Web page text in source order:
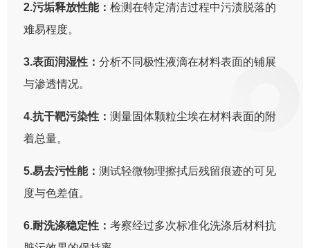
2.污垢释放性能：检测在特定清洁过程中污渍脱落的
难易程度。
3.表面润湿性：分析不同极性液滴在材料表面的铺展
与渗透情况。
4.抗干靶污染性：测量固体颗粒尘埃在材料表面的附
着总量。
5.易去污性能：测试轻微物理擦拭后残留痕迹的可见
度与色差值。
6.耐洗涤稳定性：考察经过多次标准化洗涤后材料抗